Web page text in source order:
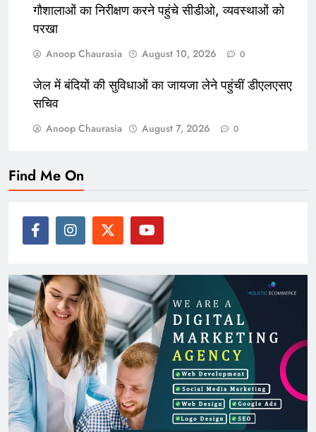
गौशालाओं का निरीक्षण करने पहुंचे सीडीओ, व्यवस्थाओं को
परखा
Anoop Chaurasia August 10, 2026 0
जेल में बंदियों की सुविधाओं का जायजा लेने पहुंचीं डीएलएसए
सचिव
Anoop Chaurasia August 7, 2026 0
Find Me On